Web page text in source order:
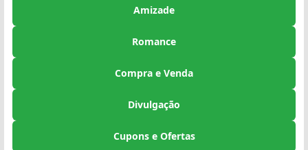
Amizade
Romance
Compra e Venda
Divulgação
Cupons e Ofertas